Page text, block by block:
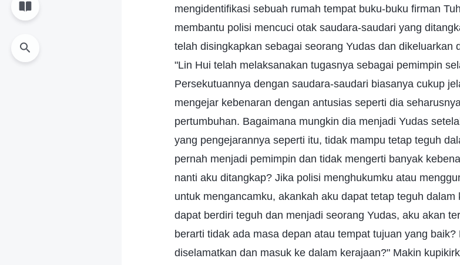
mengidentifikasi sebuah rumah tempat buku-buku firman
membantu polisi mencuci otak saudara-saudari yang
telah disingkapkan sebagai seorang Yudas dan dikeluarkan
"Lin Hui telah melaksanakan tugasnya sebagai pemimpin
Persekutuannya dengan saudara-saudari biasanya cukup
mengejar kebenaran dengan antusias seperti dia
pertumbuhan. Bagaimana mungkin dia menjadi Yudas
yang pengejarannya seperti itu, tidak mampu tetap teguh
pernah menjadi pemimpin dan tidak mengerti banyak
nanti aku ditangkap? Jika polisi menghukumku atau
untuk mengancamku, akankah aku dapat tetap teguh
dapat berdiri teguh dan menjadi seorang Yudas, aku akan
berarti tidak ada masa depan atau tempat tujuan yang
diselamatkan dan masuk ke dalam kerajaan?" Makin